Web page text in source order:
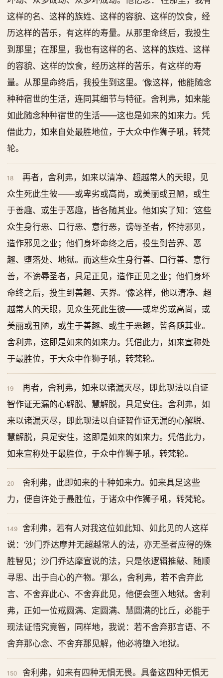
这样的名、这样的族姓、这样的容貌、这样的饮食，经
历这样的苦乐，有这样的寿量。从那里命终后，我投生
到那里；在那里，我也有这样的名、这样的族姓、这样
的容貌、这样的饮食，经历这样的苦乐，有这样的寿
量。从那里命终后，我投生到这里。’像这样，他能随念
种种宿世的生活，连同其细节与特征。舍利弗，如来能
如此随念种种宿世的生活——这也是如来的如来力。凭
借此力，如来自处最胜地位，于大众中作狮子吼，转梵
轮。
18
再者，舍利弗，如来以清净、超越常人的天眼，见
众生死此生彼——或卑劣或高尚，或美丽或丑陋，或生
于善趣、或生于恶趣，皆各随其业。他如实了知：‘这些
众生身行恶、口行恶、意行恶，谤辱圣者，怀持邪见，
造作邪见之业；他们身坏命终之后，投生到苦界、恶
趣、堕落处、地狱。而这些众生身行善、口行善、意行
善，不谤辱圣者，具足正见，造作正见之业；他们身坏
命终之后，投生到善趣、天界。’像这样，他以清净、超
越常人的天眼，见众生死此生彼——或卑劣或高尚，或
美丽或丑陋，或生于善趣、或生于恶趣，皆各随其业。
舍利弗，这即是如来的如来力。凭借此力，如来宣称处
于最胜位，于大众中作狮子吼，转梵轮。
19
再者，舍利弗，如来以诸漏灭尽，即此现法以自证
智作证无漏的心解脱、慧解脱，具足安住。舍利弗，如
来以诸漏灭尽，即此现法以自证智作证无漏的心解脱、
慧解脱，具足安住，这即是如来的如来力。凭借此力，
如来宣称处于最胜位，于众中作狮子吼，转梵轮。
20
舍利弗，此即如来的十种如来力。如来具足这些
力，便自许处于最胜位，于诸众中作狮子吼，转梵轮。
149
舍利弗，若有人对我这位如此知、如此见的人这样
说：‘沙门乔达摩并无超越常人的法，亦无圣者应得的殊
胜智见；沙门乔达摩宣说的法，只是依逻辑推敲、随顺
寻思、出于自心的产物。’那么，舍利弗，若不舍弃此
言、不舍弃此心、不舍弃此见，他便会堕入地狱。舍利
弗，正如一位戒圆满、定圆满、慧圆满的比丘，必能于
现法证悟究竟智，同样地，我说：若不舍弃那言语、不
舍弃那心念、不舍弃那见解，他必将堕入地狱。
150
舍利弗，如来有四种无惧无畏。具备这四种无惧无